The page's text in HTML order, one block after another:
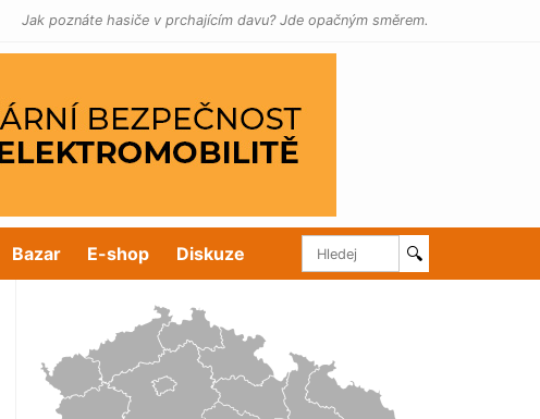
Jak poznáte hasiče v prchajícím davu? Jde opačným směrem.
Bazar E-shop Diskuze 🔍